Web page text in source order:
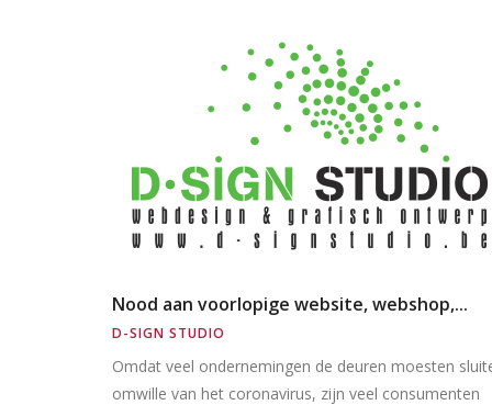
Nood aan voorlopige website, webshop,...
D-SIGN STUDIO
Omdat veel ondernemingen de deuren moesten
omwille van het coronavirus, zijn veel consumenten